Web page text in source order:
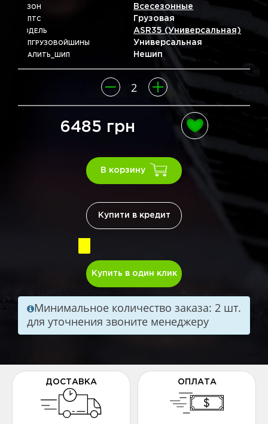
СЕЗОН Всесезонные
ТИПТС Грузовая
МОДЕЛЬ ASR35 (универсальная)
ТИПГРУЗОВОЙШИНЫ Универсальная
УДАЛИТЬ_ШИП Нешип
6485 грн
В корзину
Купити в кредит
Купить в один клик
Минимальное количество заказа: 2 шт.
для уточнения звоните менеджеру
ДОСТАВКА ОПЛАТА